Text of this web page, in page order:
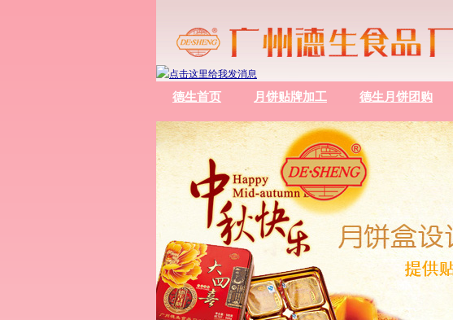
德生首页 月饼贴牌加工 德生月饼团购